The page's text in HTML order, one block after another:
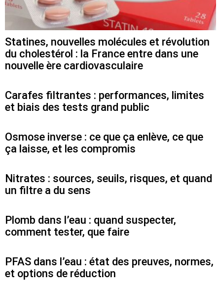
Statines, nouvelles molécules et révolution
du cholestérol : la France entre dans une
nouvelle ère cardiovasculaire
Carafes filtrantes : performances, limites
et biais des tests grand public
Osmose inverse : ce que ça enlève, ce que
ça laisse, et les compromis
Nitrates : sources, seuils, risques, et quand
un filtre a du sens
Plomb dans l’eau : quand suspecter,
comment tester, que faire
PFAS dans l’eau : état des preuves, normes,
et options de réduction